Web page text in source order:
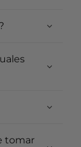
tomar